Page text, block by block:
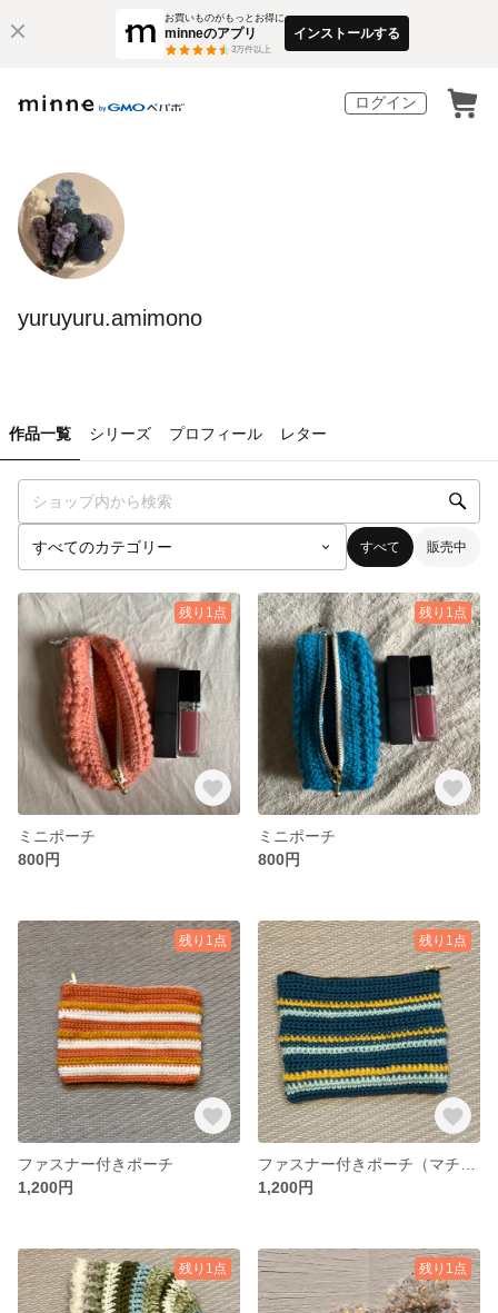
お買いものがもっとお得に
minneのアプリ
3万件以上
インストールする
ログイン
yuruyuru.amimono
作品一覧 シリーズ プロフィール レター
すべて 販売中
残り1点
ミニポーチ
800円
残り1点
ミニポーチ
800円
残り1点
ファスナー付きポーチ
1,200円
残り1点
1,200円
残り1点 残り1点